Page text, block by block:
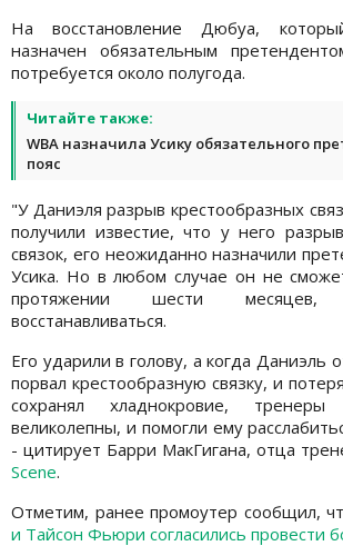
На восстановление Дюбуа,
назначен обязательным
потребуется около полугода.
Читайте также:
WBA назначила Усику обязательного
пояс
"У Даниэля разрыв крестообразных
получили известие, что у него
связок, его неожиданно назначили
Усика. Но в любом случае он не
протяжении шести
восстанавливаться.
Его ударили в голову, а когда Даниэль
порвал крестообразную связку, и
сохранял хладнокровие,
великолепны, и помогли ему
- цитирует Барри МакГигана, отца
Scene.
Отметим, ранее промоутер сообщил,
и Тайсон Фьюри согласились провести